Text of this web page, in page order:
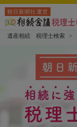
朝日新聞社運営
遺産相続 税理士検索